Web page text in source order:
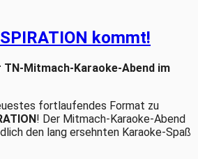
kommt!
TN-Mitmach-Karaoke-Abend im
fortlaufendes Format zu
! Der Mitmach-Karaoke-Abend
den lang ersehnten Karaoke-Spaß